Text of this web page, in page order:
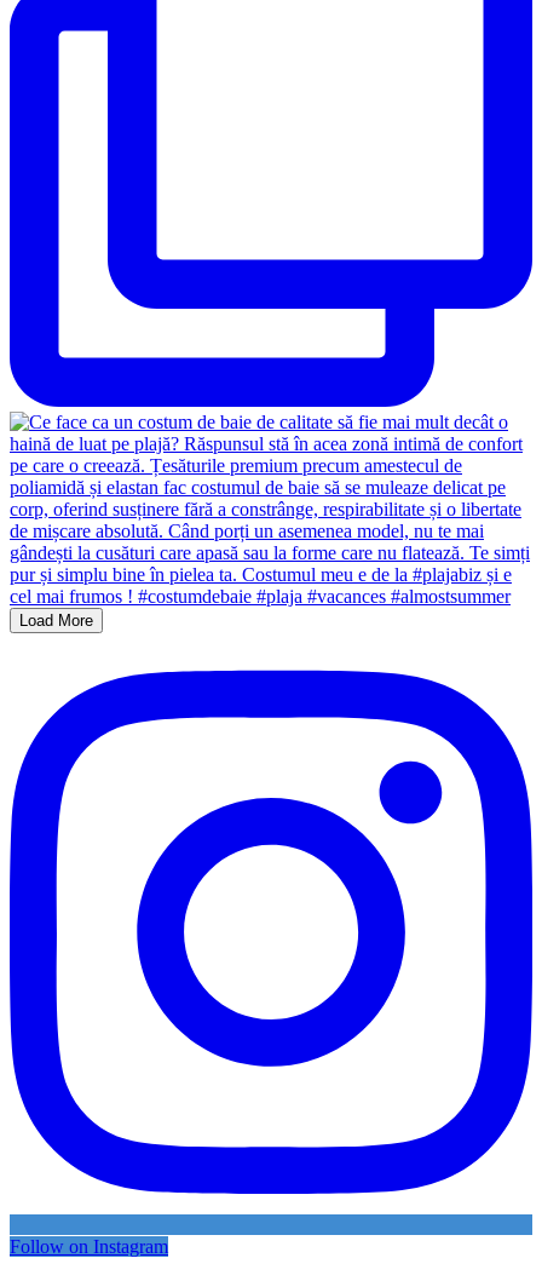
Load More
Follow on Instagram